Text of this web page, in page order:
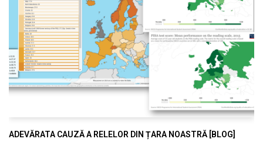
ADEVĂRATA CAUZĂ A RELELOR DIN ȚARA NOASTRĂ [BLOG]